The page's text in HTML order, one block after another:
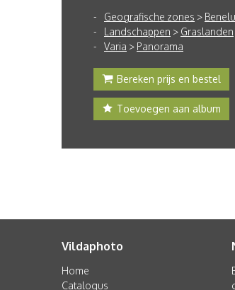
Geografische zones >
Landschappen > Graslanden
Varia > Panorama
Bereken prijs en bestel
Toevoegen aan album
Vildaphoto
Home
Catalogus